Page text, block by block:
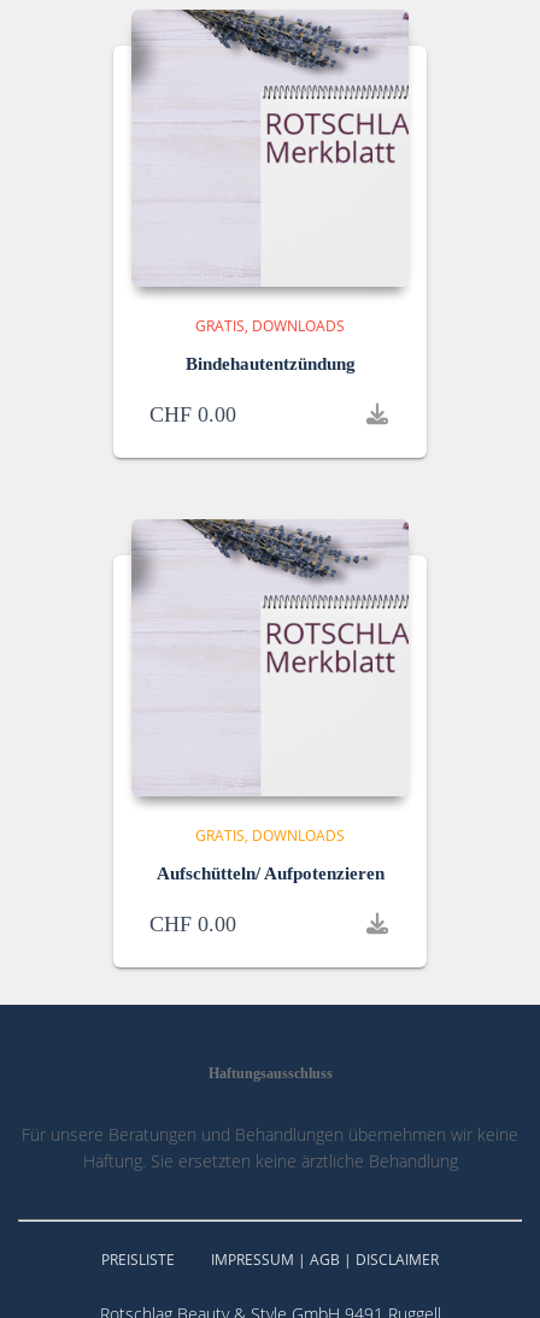
GRATIS DOWNLOADS
Bindehautentzündung
CHF 0.00
GRATIS DOWNLOADS
Aufschütteln/ Aufpotenzieren
CHF 0.00
Haftungsausschluss
Für unsere Beratungen und Behandlungen übernehmen wir keine
Haftung. Sie ersetzten keine ärztliche Behandlung
PREISLISTE IMPRESSUM | AGB | DISCLAIMER